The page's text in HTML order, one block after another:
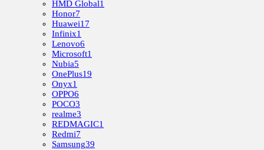
HMD Global1
Honor7
Huawei17
Infinix1
Lenovo6
Microsoft1
Nubia5
OnePlus19
Onyx1
OPPO6
POCO3
realme3
REDMAGIC1
Redmi7
Samsung39